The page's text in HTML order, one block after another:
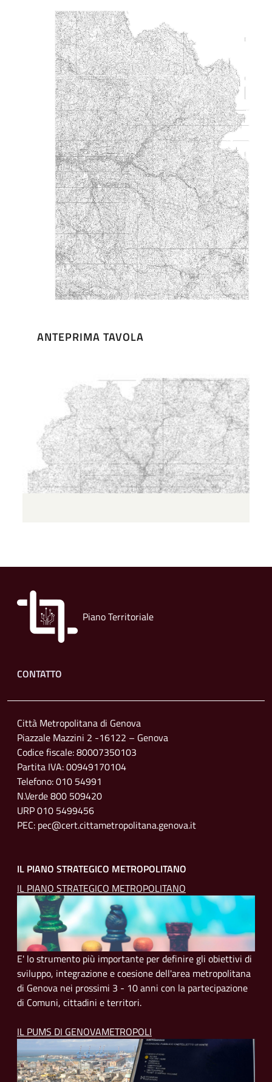
ANTEPRIMA TAVOLA
Piano Territoriale
Footer menu
CONTATTO
Città Metropolitana di Genova
Piazzale Mazzini 2 -16122 – Genova
Codice fiscale: 80007350103
Partita IVA: 00949170104
Telefono: 010 54991
N.Verde 800 509420
URP 010 5499456
PEC: pec@cert.cittametropolitana.genova.it
IL PIANO STRATEGICO METROPOLITANO
IL PIANO STRATEGICO METROPOLITANO
E' lo strumento più importante per definire gli obiettivi di
sviluppo, integrazione e coesione dell'area metropolitana
di Genova nei prossimi 3 - 10 anni con la partecipazione
di Comuni, cittadini e territori.
IL PUMS DI GENOVAMETROPOLI